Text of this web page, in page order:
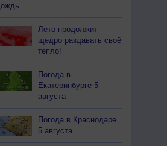
Лето продолжит
щедро раздавать своё
тепло!
Погода в
Екатеринбурге 5
августа
Погода в Краснодаре
5 августа